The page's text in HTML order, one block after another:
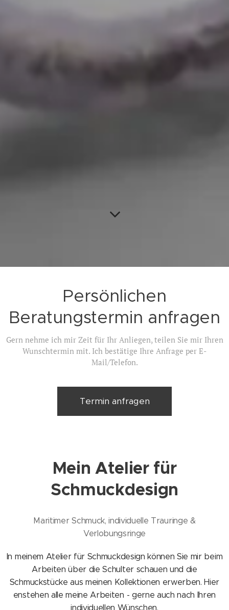
Persönlichen
Beratungstermin anfragen
Gern nehme ich mir Zeit für Ihr Anliegen, teilen Sie mir Ihren
Wunschtermin mit. Ich bestätige Ihre Anfrage per E-
Mail/Telefon.
Termin anfragen
Mein Atelier für
Schmuckdesign
Maritimer Schmuck, individuelle Trauringe &
Verlobungsringe
In meinem Atelier für Schmuckdesign können Sie mir beim
Arbeiten über die Schulter schauen und die
Schmuckstücke aus meinen Kollektionen erwerben. Hier
enstehen alle meine Arbeiten - gerne auch nach Ihren
individuellen Wünschen.